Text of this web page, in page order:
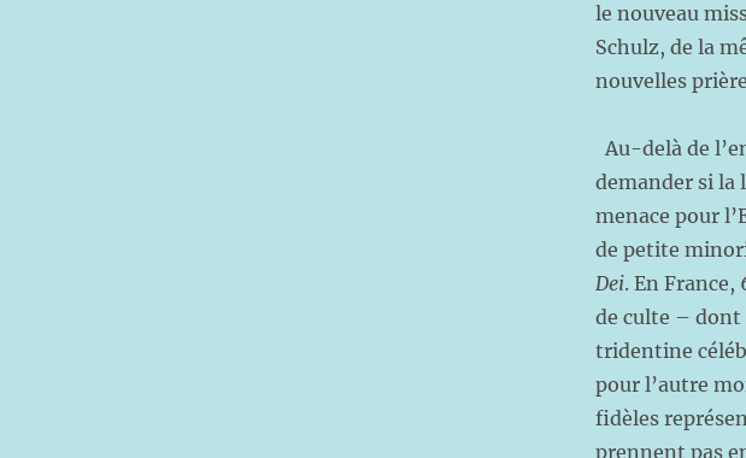
le nouveau
Schulz, de la
nouvelles
Au-delà de
demander si la
menace pour
de petite
Dei. En
de culte – dont
tridentine
pour l’autre
fidèles
prennent pas